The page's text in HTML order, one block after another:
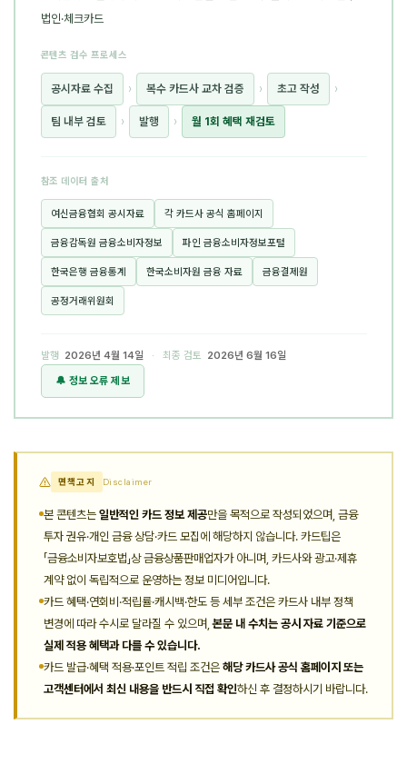
법인·체크카드
콘텐츠 검수 프로세스
공시자료 수집 › 복수 카드사 교차 검증 › 초고 작성 ›
팀 내부 검토 › 발행 › 월 1회 혜택 재검토
참조 데이터 출처
여신금융협회 공시자료 각 카드사 공식 홈페이지
금융감독원 금융소비자정보 파인 금융소비자정보포털
한국은행 금융통계 한국소비자원 금융 자료 금융결제원
공정거래위원회
발행 2026년 4월 14일 · 최종 검토
2026년 6월 16일
🔔 정보 오류 제보
면책고지 Disclaimer
본 콘텐츠는 일반적인 카드 정보 제공만을 목적으로 작성되었으며, 금융
투자 권유·개인 금융 상담·카드 모집에 해당하지 않습니다. 카드팁은
「금융소비자보호법」상 금융상품판매업자가 아니며, 카드사와 광고·제휴
계약 없이 독립적으로 운영하는 정보 미디어입니다.
카드 혜택·연회비·적립률·캐시백·한도 등 세부 조건은 카드사 내부 정책
변경에 따라 수시로 달라질 수 있으며,본문 내 수치는 공시 자료 기준으로
실제 적용 혜택과 다를 수 있습니다.
카드 발급·혜택 적용·포인트 적립 조건은 해당 카드사 공식 홈페이지 또는
고객센터에서 최신 내용을 반드시 직접 확인하신 후 결정하시기 바랍니다.